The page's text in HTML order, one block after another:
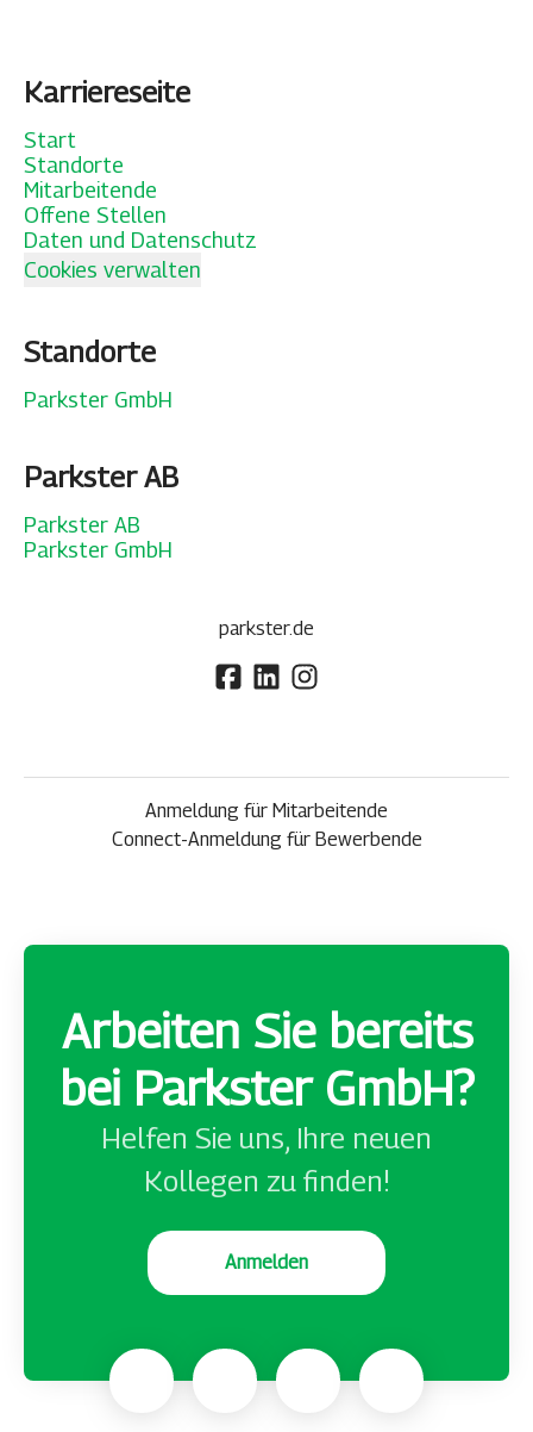
Karriereseite
Start
Standorte
Mitarbeitende
Offene Stellen
Daten und Datenschutz
Cookies verwalten
Standorte
Parkster GmbH
Parkster AB
Parkster AB
Parkster GmbH
parkster.de
Anmeldung für Mitarbeitende
Connect-Anmeldung für Bewerbende
Arbeiten Sie bereits
bei Parkster GmbH?
Helfen Sie uns, Ihre neuen
Kollegen zu finden!
Anmelden